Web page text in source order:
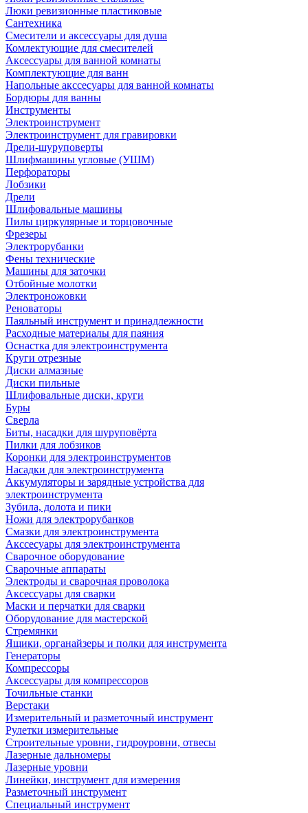
Люки ревизионные пластиковые
Сантехника
Смесители и аксессуары для душа
Комлектующие для смесителей
Аксессуары для ванной комнаты
Комплектующие для ванн
Напольные акссесуары для ванной комнаты
Бордюры для ванны
Инструменты
Электроинструмент
Электроинструмент для гравировки
Дрели-шуруповерты
Шлифмашины угловые (УШМ)
Перфораторы
Лобзики
Дрели
Шлифовальные машины
Пилы циркулярные и торцовочные
Фрезеры
Электрорубанки
Фены технические
Машины для заточки
Отбойные молотки
Электроножовки
Реноваторы
Паяльный инструмент и принадлежности
Расходные материалы для паяния
Оснастка для электроинструмента
Круги отрезные
Диски алмазные
Диски пильные
Шлифовальные диски, круги
Буры
Сверла
Биты, насадки для шуруповёрта
Пилки для лобзиков
Коронки для электроинструментов
Насадки для электроинструмента
Аккумуляторы и зарядные устройства для
электроинструмента
Зубила, долота и пики
Ножи для электрорубанков
Смазки для электроинструмента
Акссесуары для электроинструмента
Сварочное оборудование
Сварочные аппараты
Электроды и сварочная проволока
Аксессуары для сварки
Маски и перчатки для сварки
Оборудование для мастерской
Стремянки
Ящики, органайзеры и полки для инструмента
Генераторы
Компрессоры
Аксессуары для компрессоров
Точильные станки
Верстаки
Измерительный и разметочный инструмент
Рулетки измерительные
Строительные уровни, гидроуровни, отвесы
Лазерные дальномеры
Лазерные уровни
Линейки, инструмент для измерения
Разметочный инструмент
Специальный инструмент